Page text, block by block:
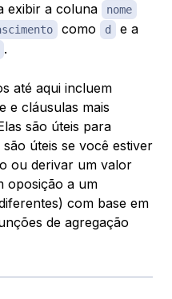
exibir a coluna nome
como d
e a
.
até aqui incluem
e cláusulas mais
são úteis para
úteis se você estiver
ou derivar um valor
oposição a um
com base em
de agregação